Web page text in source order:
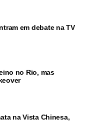
em debate na TV
no Rio, mas
na Vista Chinesa,